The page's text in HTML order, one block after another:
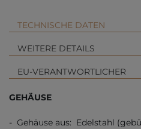
TECHNISCHE DATEN
WEITERE DETAILS
EU-VERANTWORTLICHER
GEHÄUSE
- Gehäuse aus: Edelstahl